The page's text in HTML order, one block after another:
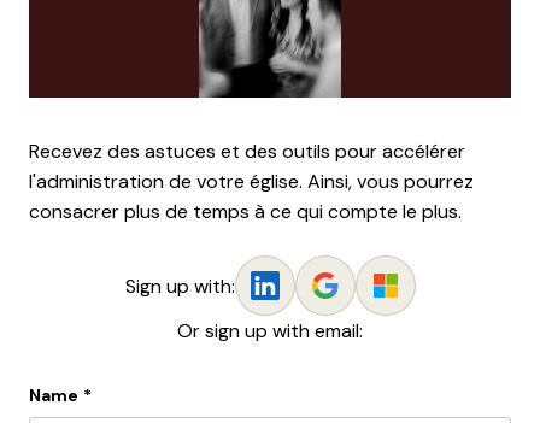
Recevez des astuces et des outils pour accélérer
l'administration de votre église. Ainsi, vous pourrez
consacrer plus de temps à ce qui compte le plus.
Sign up with:
Or sign up with email:
Name *